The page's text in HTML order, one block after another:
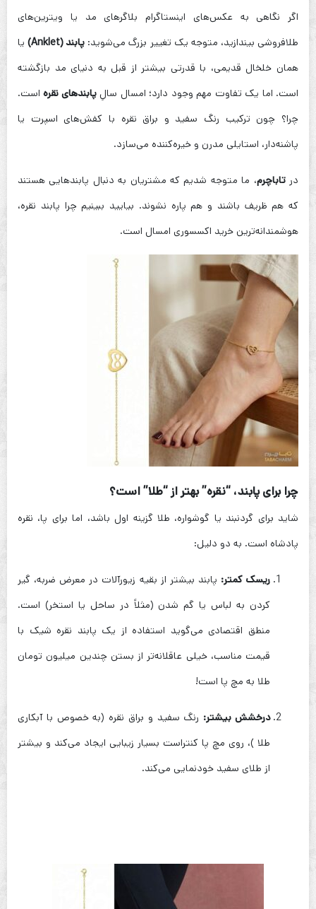
اگر نگاهی به عکس‌های اینستاگرام بلاگرهای مد یا ویترین‌های
طلافروشی بیندازید، متوجه یک تغییر بزرگ می‌شوید: پابند (Anklet)
یا
همان خلخال قدیمی، با قدرتی بیشتر از قبل به دنیای مد بازگشته
است. اما یک تفاوت مهم وجود دارد؛ امسال سالِپابندهای نقرهاست.
چرا؟ چون ترکیب رنگ سفید و براق نقره با کفش‌های اسپرت یا
پاشنه‌دار، استایلی مدرن و خیره‌کننده می‌سازد.
درتاباچرم، ما متوجه شدیم که مشتریان به دنبال پابندهایی هستند
که هم ظریف باشند و هم پاره نشوند. بیایید ببینیم چرا پابند نقره،
هوشمندانه‌ترین خرید اکسسوری امسال است.
چرا برای پابند، “نقره” بهتر از “طلا” است؟
شاید برای گردنبند یا گوشواره، طلا گزینه اول باشد، اما برای پا، نقره
پادشاه است. به دو دلیل:
ریسک کمتر: پابند بیشتر از بقیه زیورآلات در معرض ضربه، گیر
کردن به لباس یا گم شدن (مثلاً در ساحل یا استخر) است.
منطق اقتصادی می‌گوید استفاده از یک پابند نقره شیک با
قیمت مناسب، خیلی عاقلانه‌تر از بستن چندین میلیون تومان
طلا به مچ پا است!
درخشش بیشتر: رنگ سفید و براق نقره (به خصوص با آبکاری
طلا )، روی مچ پا کنتراست بسیار زیبایی ایجاد می‌کند و بیشتر
از طلای سفید خودنمایی می‌کند.